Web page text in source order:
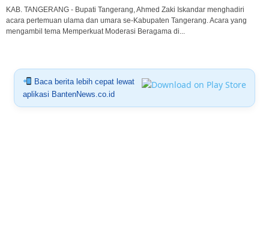
KAB. TANGERANG - Bupati Tangerang, Ahmed Zaki Iskandar menghadiri
acara pertemuan ulama dan umara se-Kabupaten Tangerang. Acara yang
mengambil tema Memperkuat Moderasi Beragama di...
Baca berita lebih cepat lewat
aplikasi BantenNews.co.id